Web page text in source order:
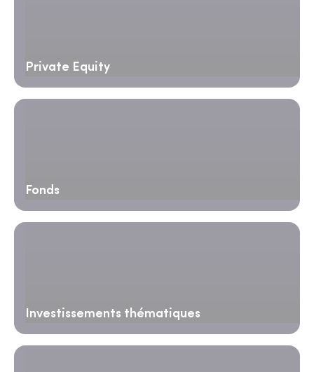
Private Equity
Fonds
Investissements thématiques